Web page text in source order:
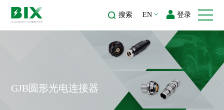
搜索 EN 登录
GJB圆形光电连接器